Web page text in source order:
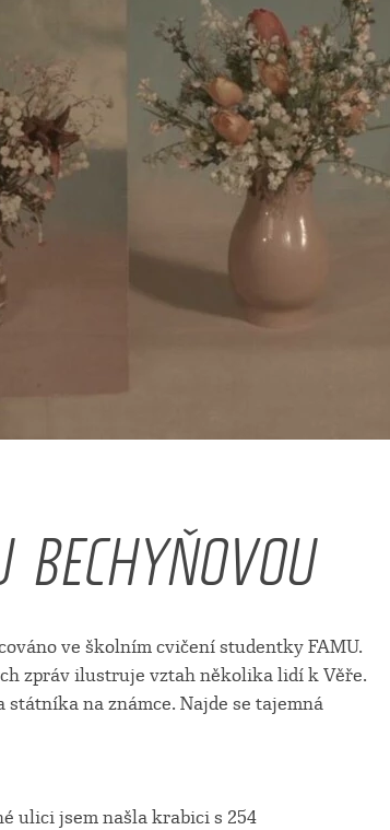
ve školním cvičení studentky FAMU.
zpráv ilustruje vztah několika lidí k Věře.
na známce. Najde se tajemná
ulici jsem našla krabici s 254